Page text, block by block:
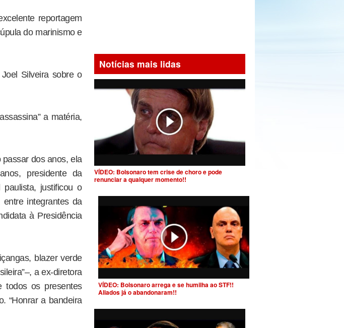
reportagem
do marinismo e
Silveira sobre o
a matéria,
dos anos, ela
presidente da
justificou o
integrantes da
à Presidência
blazer verde
a ex-diretora
os presentes
“Honrar a bandeira
Notícias mais lidas
VÍDEO: Bolsonaro tem crise de choro e pode
renunciar a qualquer momento!!
VÍDEO: Bolsonaro arrega e se humilha ao STF!!
Aliados já o abandonaram!!